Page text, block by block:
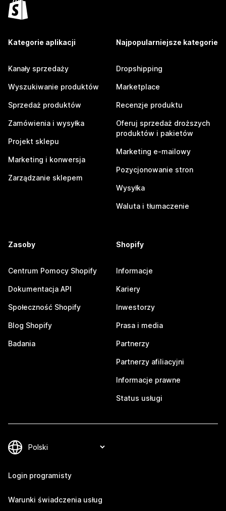
Kategorie aplikacji
Kanały sprzedaży
Wyszukiwanie produktów
Sprzedaż produktów
Zamówienia i wysyłka
Projekt sklepu
Marketing i konwersja
Zarządzanie sklepem
Najpopularniejsze kategorie
Dropshipping
Marketplace
Recenzje produktu
Oferuj sprzedaż droższych
produktów i pakietów
Marketing e-mailowy
Pozycjonowanie stron
Wysyłka
Waluta i tłumaczenie
Zasoby
Centrum Pomocy Shopify
Dokumentacja API
Społeczność Shopify
Blog Shopify
Badania
Shopify
Informacje
Kariery
Inwestorzy
Prasa i media
Partnerzy
Partnerzy afiliacyjni
Informacje prawne
Status usługi
Login programisty
Warunki świadczenia usług